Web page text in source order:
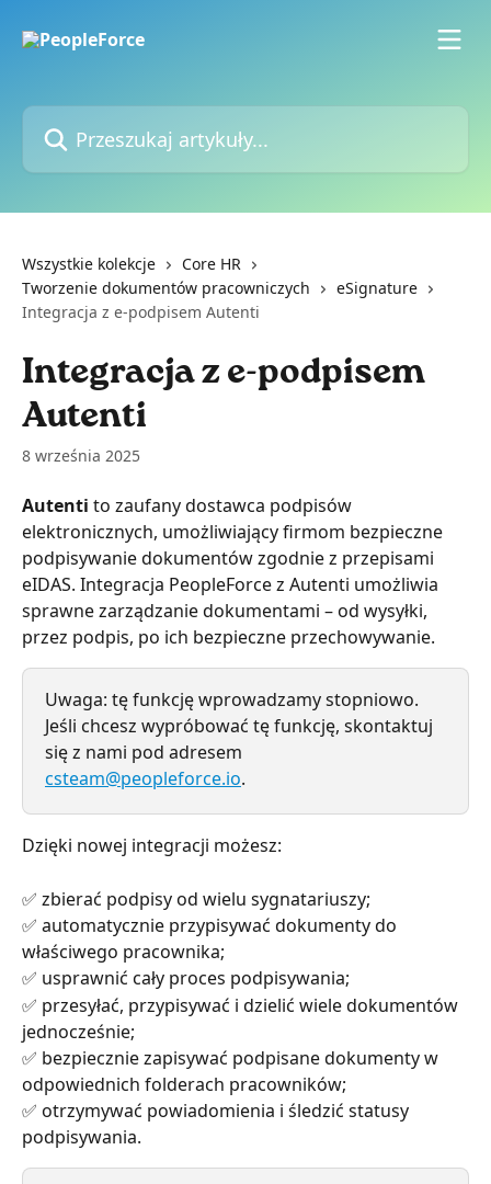
Przeszukaj artykuły...
Wszystkie kolekcje
Core HR
Tworzenie dokumentów pracowniczych
eSignature
Integracja z e-podpisem Autenti
Integracja z e-podpisem
Autenti
8 września 2025
Autenti to zaufany dostawca podpisów
elektronicznych, umożliwiający firmom bezpieczne
podpisywanie dokumentów zgodnie z przepisami
eIDAS. Integracja PeopleForce z Autenti umożliwia
sprawne zarządzanie dokumentami – od wysyłki,
przez podpis, po ich bezpieczne przechowywanie.
Uwaga: tę funkcję wprowadzamy stopniowo.
Jeśli chcesz wypróbować tę funkcję, skontaktuj
się z nami pod adresem
csteam@peopleforce.io.
Dzięki nowej integracji możesz:
✅ zbierać podpisy od wielu sygnatariuszy;
✅ automatycznie przypisywać dokumenty do
właściwego pracownika;
✅ usprawnić cały proces podpisywania;
✅ przesyłać, przypisywać i dzielić wiele dokumentów
jednocześnie;
✅ bezpiecznie zapisywać podpisane dokumenty w
odpowiednich folderach pracowników;
✅ otrzymywać powiadomienia i śledzić statusy
podpisywania.